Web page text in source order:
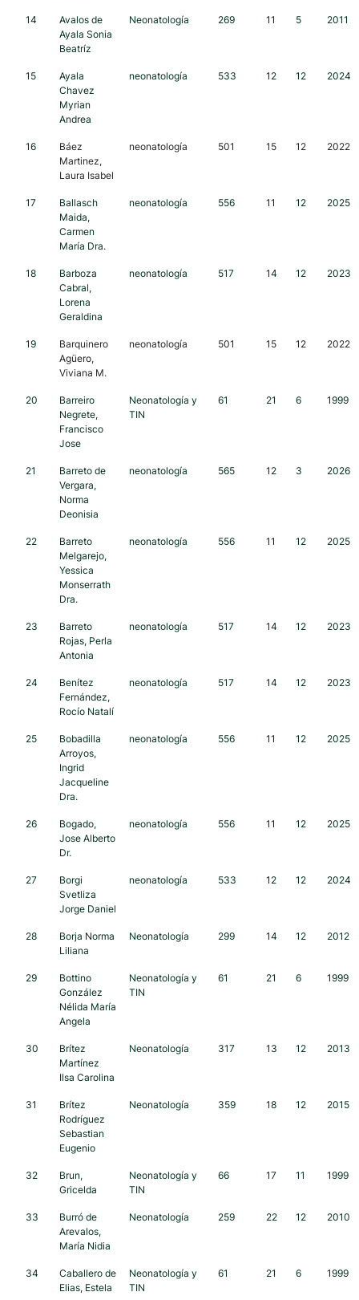
14
Avalos de
Ayala Sonia
Beatríz
Neonatología 269 11 5 2011
15
Ayala
Chavez
Myrian
Andrea
neonatología 533 12 12 2024
16
Báez
Martinez,
Laura Isabel
neonatología 501 15 12 2022
17
Ballasch
Maida,
Carmen
María Dra.
neonatología 556 11 12 2025
18
Barboza
Cabral,
Lorena
Geraldina
neonatología 517 14 12 2023
19
Barquinero
Agüero,
Viviana M.
neonatología 501 15 12 2022
20
Barreiro
Negrete,
Francisco
Jose
Neonatología y
TIN
61 21 6 1999
21
Barreto de
Vergara,
Norma
Deonisia
neonatología 565 12 3 2026
22
Barreto
Melgarejo,
Yessica
Monserrath
Dra.
neonatología 556 11 12 2025
23
Barreto
Rojas, Perla
Antonia
neonatología 517 14 12 2023
24
Benítez
Fernández,
Rocío Natalí
neonatología 517 14 12 2023
25
Bobadilla
Arroyos,
Ingrid
Jacqueline
Dra.
neonatología 556 11 12 2025
26
Bogado,
Jose Alberto
Dr.
neonatología 556 11 12 2025
27
Borgi
Svetliza
Jorge Daniel
neonatología 533 12 12 2024
28
Borja Norma
Liliana
Neonatología 299 14 12 2012
29
Bottino
González
Nélida María
Angela
Neonatología y
TIN
61 21 6 1999
30
Brítez
Martínez
Ilsa Carolina
Neonatología 317 13 12 2013
31
Brítez
Rodríguez
Sebastian
Eugenio
Neonatología 359 18 12 2015
32
Brun,
Gricelda
Neonatología y
TIN
66 17 11 1999
33
Burró de
Arevalos,
María Nidia
Neonatología 259 22 12 2010
34
Caballero de
Elias, Estela
Neonatología y
TIN
61 21 6 1999